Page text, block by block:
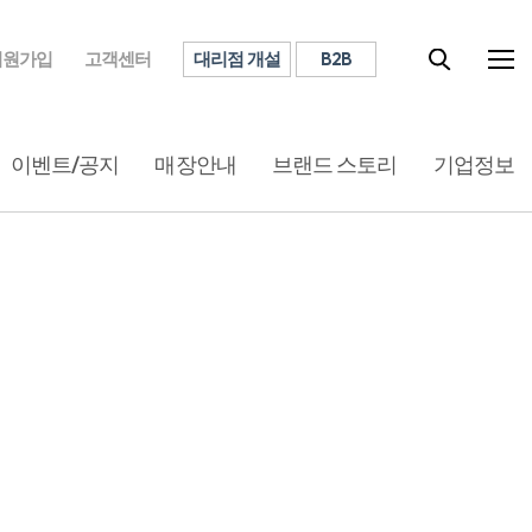
가입 고객센터 대리점 개설 B2B
이벤트/공지 매장안내 브랜드 스토리 기업정보